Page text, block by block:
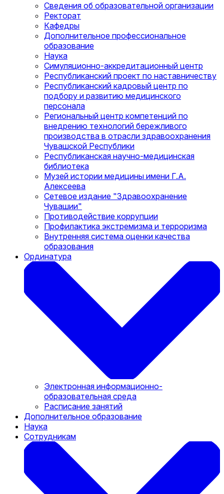
Сведения об образовательной организации
Ректорат
Кафедры
Дополнительное профессиональное
образование
Наука
Симуляционно-аккредитационный центр
Республиканский проект по наставничеству
Республиканский кадровый центр по
подбору и развитию медицинского
персонала
Региональный центр компетенций по
внедрению технологий бережливого
производства в отрасли здравоохранения
Чувашской Республики
Республиканская научно-медицинская
библиотека
Музей истории медицины имени Г.А.
Алексеева
Сетевое издание "Здравоохранение
Чувашии"
Противодействие коррупции
Профилактика экстремизма и терроризма
Внутренняя система оценки качества
образования
Ординатура
Электронная информационно-
образовательная среда
Расписание занятий
Дополнительное образование
Наука
Сотрудникам